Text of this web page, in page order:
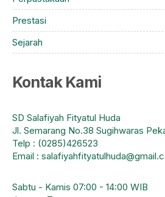
Prestasi
Sejarah
Kontak Kami
SD Salafiyah Fityatul Huda
Jl. Semarang No.38 Sugihwaras
Telp : (0285)426523
Email :
Sabtu - Kamis 07:00 - 14:00 WIB